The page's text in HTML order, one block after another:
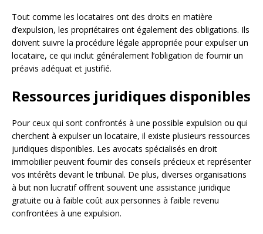
Tout comme les locataires ont des droits en matière
d’expulsion, les propriétaires ont également des obligations. Ils
doivent suivre la procédure légale appropriée pour expulser un
locataire, ce qui inclut généralement l’obligation de fournir un
préavis adéquat et justifié.
Ressources juridiques disponibles
Pour ceux qui sont confrontés à une possible expulsion ou qui
cherchent à expulser un locataire, il existe plusieurs ressources
juridiques disponibles. Les avocats spécialisés en droit
immobilier peuvent fournir des conseils précieux et représenter
vos intérêts devant le tribunal. De plus, diverses organisations
à but non lucratif offrent souvent une assistance juridique
gratuite ou à faible coût aux personnes à faible revenu
confrontées à une expulsion.